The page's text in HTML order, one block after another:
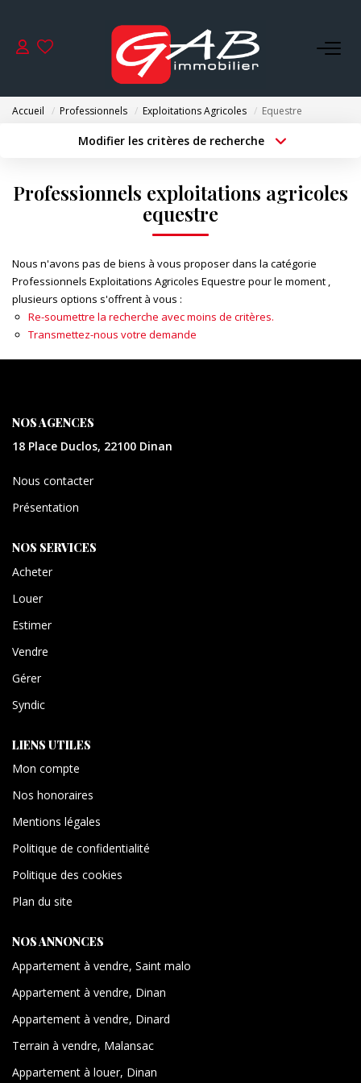
ACHETER
SYNDIC
GESTION
NOS AGENCES
Accueil Professionnels Exploitations Agricoles Equestre
Modifier les critères de recherche
Type de bien
Surface min
Créer une alerte
Professionnels exploitations agricoles
equestre
Nous n'avons pas de biens à vous proposer dans la catégorie
Professionnels Exploitations Agricoles Equestre pour le moment ,
plusieurs options s'offrent à vous :
Re-soumettre la recherche avec moins de critères.
Transmettez-nous votre demande
NOS AGENCES
18 Place Duclos, 22100 Dinan
Nous contacter
Présentation
NOS SERVICES
Acheter
Louer
Estimer
Vendre
Gérer
Syndic
LIENS UTILES
Mon compte
Nos honoraires
Mentions légales
Politique de confidentialité
Politique des cookies
Plan du site
NOS ANNONCES
Appartement à vendre, Saint malo
Appartement à vendre, Dinan
Appartement à vendre, Dinard
Terrain à vendre, Malansac
Appartement à louer, Dinan